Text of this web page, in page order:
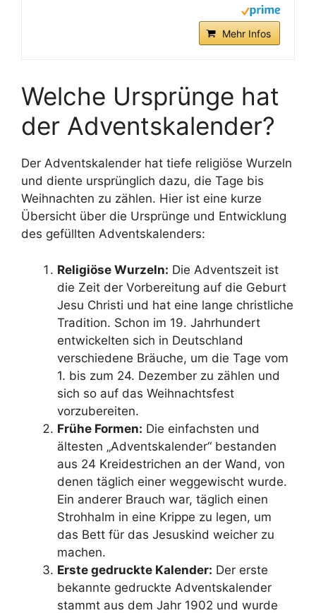
Mehr Infos
Welche Ursprünge hat
der Adventskalender?
Der Adventskalender hat tiefe religiöse Wurzeln
und diente ursprünglich dazu, die Tage bis
Weihnachten zu zählen. Hier ist eine kurze
Übersicht über die Ursprünge und Entwicklung
des gefüllten Adventskalenders:
Religiöse Wurzeln: Die Adventszeit ist
die Zeit der Vorbereitung auf die Geburt
Jesu Christi und hat eine lange christliche
Tradition. Schon im 19. Jahrhundert
entwickelten sich in Deutschland
verschiedene Bräuche, um die Tage vom
1. bis zum 24. Dezember zu zählen und
sich so auf das Weihnachtsfest
vorzubereiten.
Frühe Formen: Die einfachsten und
ältesten „Adventskalender“ bestanden
aus 24 Kreidestrichen an der Wand, von
denen täglich einer weggewischt wurde.
Ein anderer Brauch war, täglich einen
Strohhalm in eine Krippe zu legen, um
das Bett für das Jesuskind weicher zu
machen.
Erste gedruckte Kalender: Der erste
bekannte gedruckte Adventskalender
stammt aus dem Jahr 1902 und wurde